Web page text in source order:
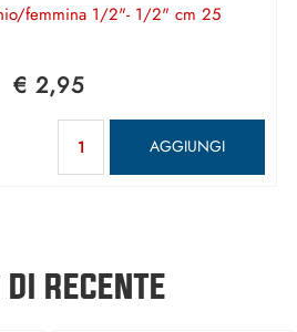
femmina 1/2"- 1/2" cm 25
€ 2,95
AGGIUNGI
RECENTE